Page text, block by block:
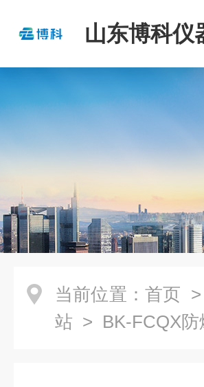
山东博科仪
当前位置： 首页 >
站 > BK-FCQX防